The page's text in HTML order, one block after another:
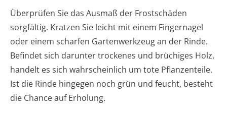
Überprüfen Sie das Ausmaß der Frostschäden
sorgfältig. Kratzen Sie leicht mit einem Fingernagel
oder einem scharfen Gartenwerkzeug an der Rinde.
Befindet sich darunter trockenes und brüchiges Holz,
handelt es sich wahrscheinlich um tote Pflanzenteile.
Ist die Rinde hingegen noch grün und feucht, besteht
die Chance auf Erholung.